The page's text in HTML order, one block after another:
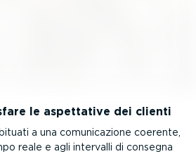
le aspettative dei clienti
a una comuni­ca­zione coerente,
reale e agli intervalli di consegna